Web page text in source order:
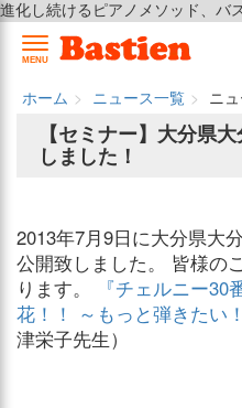
進化し続けるピアノメソッド、バ
MENU
ホーム ニュース一覧
ニ
【セミナー】大分県
しました！
2013年7月9日に大分県大
公開致しました。 皆様の
ります。
『チェルニー
花！！ ～もっと弾きたい
津栄子先生）